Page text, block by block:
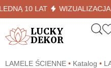
10 LAT WIZUALIZACJA
LUCKY
DEKOR
LAMELE ŚCIENNE • Katalog •